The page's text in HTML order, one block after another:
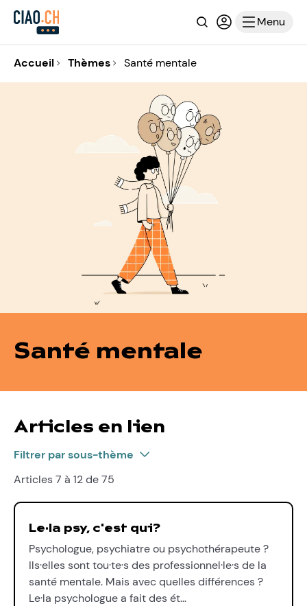
RechercheConnexion
Menu
Accueil Thèmes Santé mentale
Santé mentale
Articles en lien
Filtrer par sous-thème
Articles 7 à 12 de 75
Le·la psy, c'est qui?
Psychologue, psychiatre ou psychothérapeute ?
Ils·elles sont tou·te·s des professionnel·le·s de la
santé mentale. Mais avec quelles différences ?
Le·la psychologue a fait des ét…